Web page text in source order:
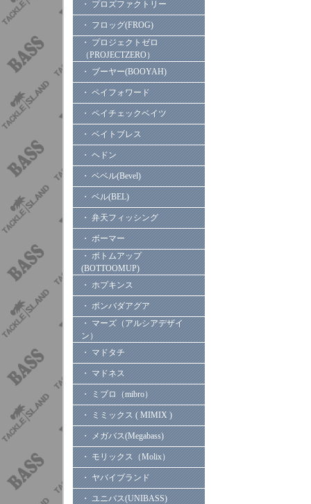
・ プロズファクトリー
・ フロッグ(FROG)
・ プロジェクトゼロ
（PROJECTZERO）
・ ブーヤー(BOOYAH)
・ ペイフォワード
・ ペイチェックベイツ
・ ベイトブレス
・ ヘドン
・ ベベル(Bevel)
・ ベル(BEL)
・ 弁天フィッシング
・ ボーマー
・ ボトムアップ
(BOTTOOMUP)
・ ホプキンス
・ ボンバダアグア
・ マーズ（アルシアデザイ
ン）
・ マドタチ
・ マドネス
・ ミブロ（mibro）
・ ミミックス ( MIMIX )
・ メガバス(Megabass)
・ モリックス（Molix）
・ ヤバイブランド
・ ユニバス(UNIBASS)